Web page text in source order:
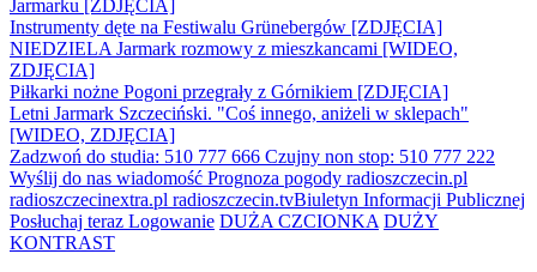
Jarmarku [ZDJĘCIA]
Instrumenty dęte na Festiwalu Grünebergów [ZDJĘCIA]
NIEDZIELA Jarmark rozmowy z mieszkancami [WIDEO,
ZDJĘCIA]
Piłkarki nożne Pogoni przegrały z Górnikiem [ZDJĘCIA]
Letni Jarmark Szczeciński. "Coś innego, aniżeli w sklepach"
[WIDEO, ZDJĘCIA]
Zadzwoń do studia: 510 777 666 Czujny non stop: 510 777 222
Wyślij do nas wiadomość Prognoza pogody radioszczecin.pl
radioszczecinextra.pl radioszczecin.tvBiuletyn Informacji Publicznej
Posłuchaj teraz Logowanie DUŻA CZCIONKA DUŻY
KONTRAST